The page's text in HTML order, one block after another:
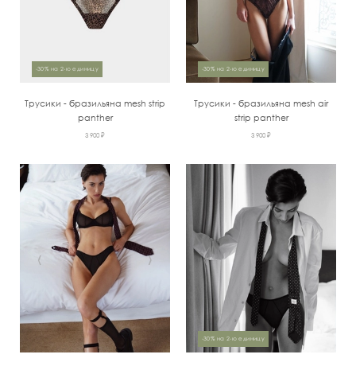
-30% на 2-ю единицу
Трусики - бразильяна mesh strip
panther
3 900 ₽
-30% на 2-ю единицу
Трусики - бразильяна mesh air
strip panther
3 900 ₽
‹ › ‹ ›
-30% на 2-ю единицу